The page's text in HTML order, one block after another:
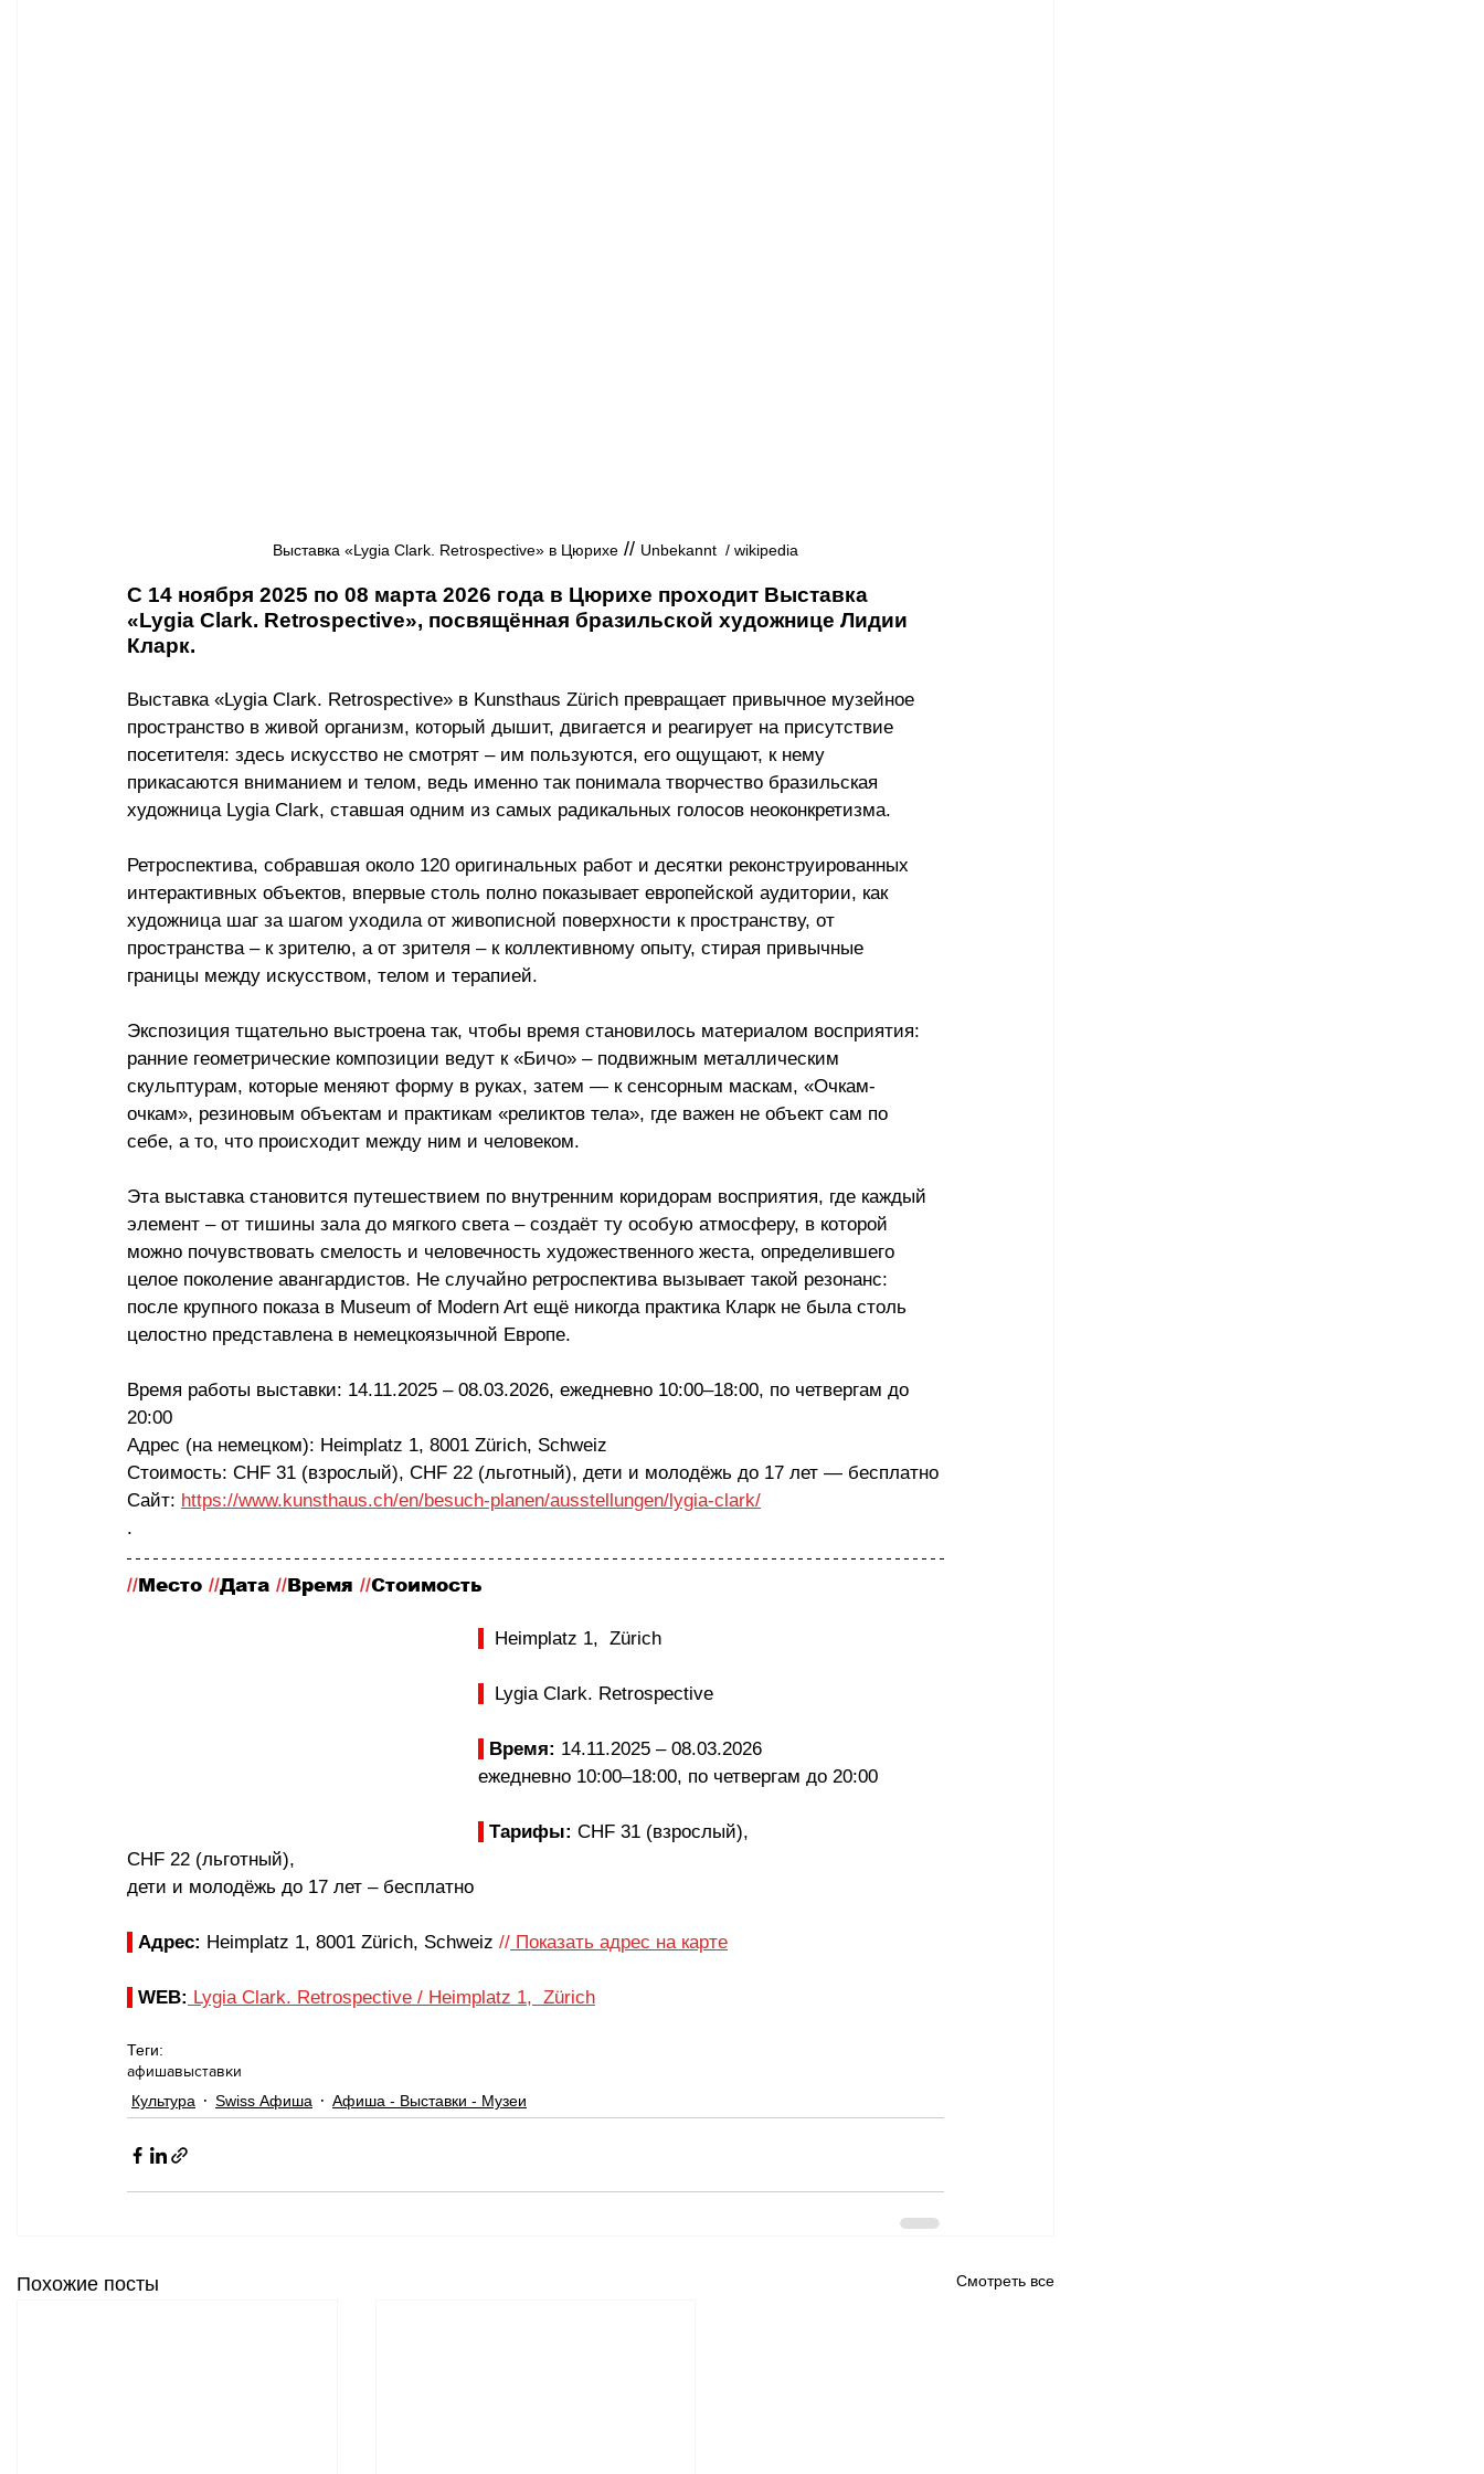
Выставка «Lygia Clark. Retrospective» в Цюрихе // Unbekannt  / wikipedia
С 14 ноября 2025 по 08 марта 2026 года в Цюрихе проходит Выставка
«Lygia Clark. Retrospective», посвящённая бразильской художнице Лидии
Кларк.
Выставка «Lygia Clark. Retrospective» в Kunsthaus Zürich превращает привычное музейное
пространство в живой организм, который дышит, двигается и реагирует на присутствие
посетителя: здесь искусство не смотрят – им пользуются, его ощущают, к нему
прикасаются вниманием и телом, ведь именно так понимала творчество бразильская
художница Lygia Clark, ставшая одним из самых радикальных голосов неоконкретизма.
Ретроспектива, собравшая около 120 оригинальных работ и десятки реконструированных
интерактивных объектов, впервые столь полно показывает европейской аудитории, как
художница шаг за шагом уходила от живописной поверхности к пространству, от
пространства – к зрителю, а от зрителя – к коллективному опыту, стирая привычные
границы между искусством, телом и терапией.
Экспозиция тщательно выстроена так, чтобы время становилось материалом восприятия:
ранние геометрические композиции ведут к «Бичо» – подвижным металлическим
скульптурам, которые меняют форму в руках, затем — к сенсорным маскам, «Очкам-
очкам», резиновым объектам и практикам «реликтов тела», где важен не объект сам по
себе, а то, что происходит между ним и человеком.
Эта выставка становится путешествием по внутренним коридорам восприятия, где каждый
элемент – от тишины зала до мягкого света – создаёт ту особую атмосферу, в которой
можно почувствовать смелость и человечность художественного жеста, определившего
целое поколение авангардистов. Не случайно ретроспектива вызывает такой резонанс:
после крупного показа в Museum of Modern Art ещё никогда практика Кларк не была столь
целостно представлена в немецкоязычной Европе.
Время работы выставки: 14.11.2025 – 08.03.2026, ежедневно 10:00–18:00, по четвергам до
20:00
Адрес (на немецком): Heimplatz 1, 8001 Zürich, Schweiz
Стоимость: CHF 31 (взрослый), CHF 22 (льготный), дети и молодёжь до 17 лет — бесплатно
Сайт: https://www.kunsthaus.ch/en/besuch-planen/ausstellungen/lygia-clark/
.
// Место //Дата // Время //Стоимость
Heimplatz 1,  Zürich
Lygia Clark. Retrospective
Время: 14.11.2025 – 08.03.2026
ежедневно 10:00–18:00, по четвергам до 20:00
Тарифы: CHF 31 (взрослый),
CHF 22 (льготный),
дети и молодёжь до 17 лет – бесплатно
Адрес: Heimplatz 1, 8001 Zürich, Schweiz // Показать адрес на карте
WEB: Lygia Clark. Retrospective / Heimplatz 1,  Zürich
Теги:
афишавыставки
Культура
Swiss Афиша Афиша - Выставки - Музеи
Похожие посты Смотреть все